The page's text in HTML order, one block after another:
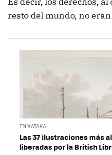
resto del mundo, no
EN XATAKA
Las 37 ilustraciones más
liberadas por la British